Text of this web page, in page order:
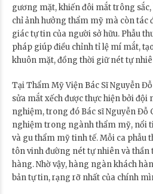
gương mặt, khiến đôi mắt trông
chỉ ảnh hưởng thẩm mỹ mà còn tác
giác tự tin của người sở hữu. Phẫu
pháp giúp điều chỉnh tỉ lệ mí mắt,
khuôn mặt, đồng thời giữ nét tự
Tại Thẩm Mỹ Viện Bác Sĩ Nguyễn
sửa mắt xếch được thực hiện bởi đội
nghiệm, trong đó Bác sĩ Nguyễn Đỗ
nghiệm trong ngành thẩm mỹ, nổi
và gu thẩm mỹ tinh tế. Mỗi ca phẫu
tôn vinh đường nét tự nhiên và
hàng. Nhờ vậy, hàng ngàn khách
bản tự tin, rạng rỡ nhất của chính